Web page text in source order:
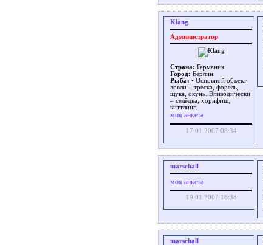
Klang
Администратор
Страна: Германия
Город: Берлин
Рыба: • Основной объект
ловли – треска, форель,
щука, окунь. Эпизодически
– селёдка, хорнфиш,
виттлинг.
моя анкета
17.01.2007 08:34
marschall
моя анкета
19.01.2007 16:38
marschall